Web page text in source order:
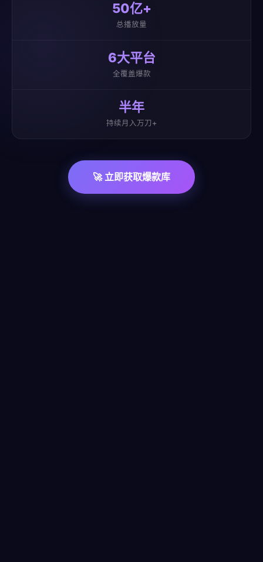
50亿+
总播放量
6大平台
全覆盖爆款
半年
持续月入万刀+
🚀 立即获取爆款库